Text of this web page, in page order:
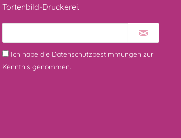
Tortenbild-Druckerei.
Ich habe die Datenschutzbestimmungen zur
Kenntnis genommen.